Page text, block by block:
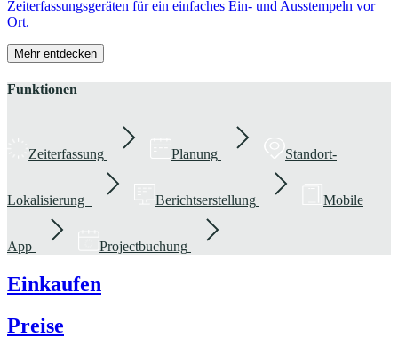
Zeiterfassungsgeräten für ein einfaches Ein- und Ausstempeln vor
Ort.
Mehr entdecken
Funktionen
Zeiterfassung Planung Standort-
Lokalisierung Berichtserstellung Mobile
App Projectbuchung
Einkaufen
Preise